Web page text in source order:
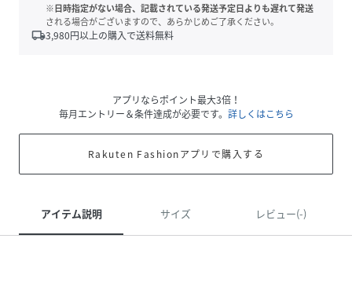
※日時指定がない場合、記載されている発送予定日よりも遅れて発送
される場合がございますので、あらかじめご了承ください。
local_shipping3,980円以上の購入で送料無料
アプリならポイント最大3倍！
毎月エントリー＆条件達成が必要です。 詳しくはこちら
Rakuten Fashionアプリで購入する
アイテム説明 サイズ レビュー(-)